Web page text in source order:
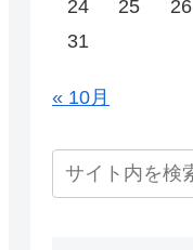
24
25 26
31
« 10月